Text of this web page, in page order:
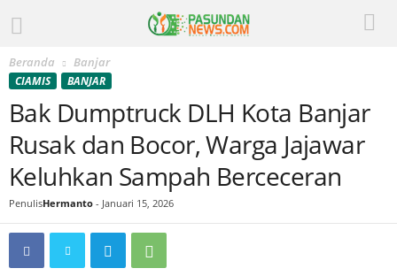
Beranda Banjar
CIAMIS BANJAR
Bak Dumptruck DLH Kota Banjar
Rusak dan Bocor, Warga Jajawar
Keluhkan Sampah Berceceran
PenulisHermanto - Januari 15, 2026